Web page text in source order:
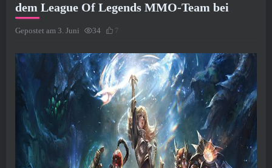
dem League Of Legends MMO-Team bei
Gepostet am 3. Juni 34 7